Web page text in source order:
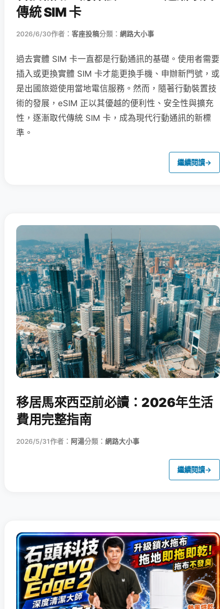
傳統 SIM 卡
2026/6/30作者： 客座投稿分類： 網路大小事
過去實體 SIM 卡一直都是行動通訊的基礎。使用者需要
插入或更換實體 SIM 卡才能更換手機、申辦新門號，或
是出國旅遊使用當地電信服務。然而，隨著行動裝置技
術的發展，eSIM 正以其優越的便利性、安全性與擴充
性，逐漸取代傳統 SIM 卡，成為現代行動通訊的新標
準。
繼續閱讀→
移居馬來西亞前必讀：2026年生活
費用完整指南
2026/5/31作者： 阿湯分類： 網路大小事
繼續閱讀→